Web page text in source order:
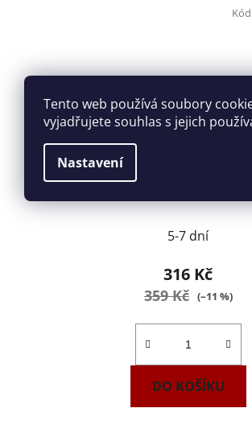
Tento web používá soubory
vyjadřujete souhlas s jejich
Nastavení
Klíč očkoplochý
441.14
5-7 dní
316 Kč
359 Kč (–11 %)
DO KOŠÍKU